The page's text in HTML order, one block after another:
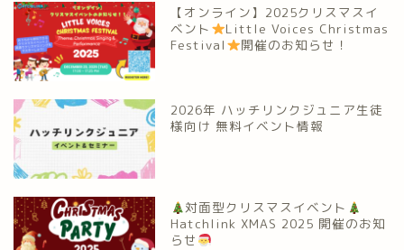
【オンライン】2025クリスマスイ
ベント
Little Voices Christmas
Festival
開催のお知らせ！
2026年 ハッチリンクジュニア生徒
様向け 無料イベント情報
対面型クリスマスイベント
Hatchlink XMAS 2025 開催のお知
らせ